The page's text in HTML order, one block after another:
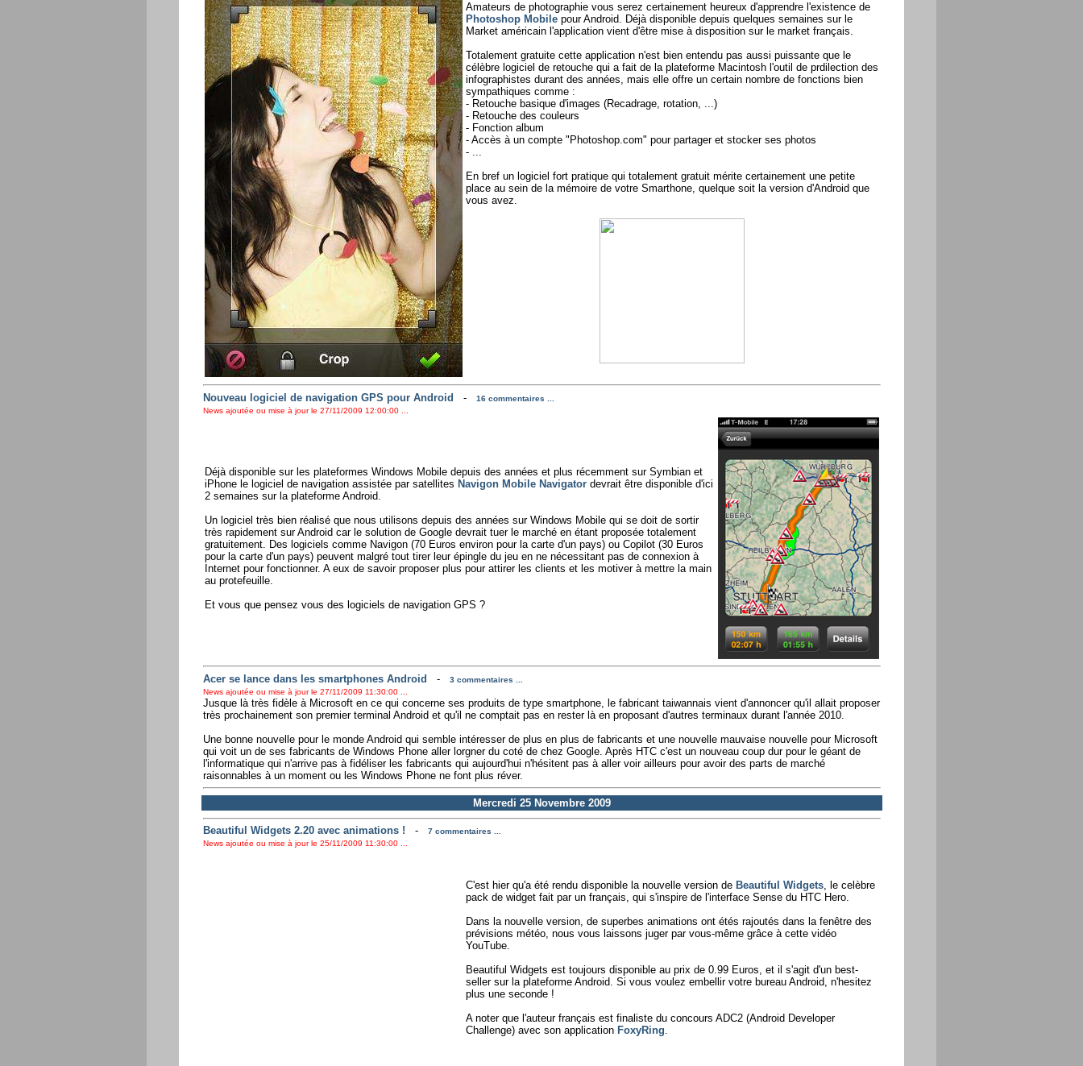
Amateurs de photographie vous serez certainement heureux d'apprendre l'existence de
Photoshop Mobilepour Android. Déjà disponible depuis quelques semaines sur le
Market américain l'application vient d'être mise à disposition sur le market français.
Totalement gratuite cette application n'est bien entendu pas aussi puissante que le
célèbre logiciel de retouche qui a fait de la plateforme Macintosh l'outil de prdilection des
infographistes durant des années, mais elle offre un certain nombre de fonctions bien
sympathiques comme :
- Retouche basique d'images (Recadrage, rotation, ...)
- Retouche des couleurs
- Fonction album
- Accès à un compte "Photoshop.com" pour partager et stocker ses photos
- ...
En bref un logiciel fort pratique qui totalement gratuit mérite certainement une petite
place au sein de la mémoire de votre Smarthone, quelque soit la version d'Android que
vous avez.
Nouveau logiciel de navigation GPS pour Android -
16 commentaires ...
News ajoutée ou mise à jour le 27/11/2009 12:00:00 ...
Déjà disponible sur les plateformes Windows Mobile depuis des années et plus récemment sur Symbian et
iPhone le logiciel de navigation assistée par satellites Navigon Mobile Navigatordevrait être disponible d'ici
2 semaines sur la plateforme Android.
Un logiciel très bien réalisé que nous utilisons depuis des années sur Windows Mobile qui se doit de sortir
très rapidement sur Android car le solution de Google devrait tuer le marché en étant proposée totalement
gratuitement. Des logiciels comme Navigon (70 Euros environ pour la carte d'un pays) ou Copilot (30 Euros
pour la carte d'un pays) peuvent malgré tout tirer leur épingle du jeu en ne nécessitant pas de connexion à
Internet pour fonctionner. A eux de savoir proposer plus pour attirer les clients et les motiver à mettre la main
au protefeuille.
Et vous que pensez vous des logiciels de navigation GPS ?
Acer se lance dans les smartphones Android -
3 commentaires ...
News ajoutée ou mise à jour le 27/11/2009 11:30:00 ...
Jusque là très fidèle à Microsoft en ce qui concerne ses produits de type smartphone, le fabricant taiwannais vient d'annoncer qu'il allait proposer
très prochainement son premier terminal Android et qu'il ne comptait pas en rester là en proposant d'autres terminaux durant l'année 2010.
Une bonne nouvelle pour le monde Android qui semble intéresser de plus en plus de fabricants et une nouvelle mauvaise nouvelle pour Microsoft
qui voit un de ses fabricants de Windows Phone aller lorgner du coté de chez Google. Après HTC c'est un nouveau coup dur pour le géant de
l'informatique qui n'arrive pas à fidéliser les fabricants qui aujourd'hui n'hésitent pas à aller voir ailleurs pour avoir des parts de marché
raisonnables à un moment ou les Windows Phone ne font plus réver.
Mercredi 25 Novembre 2009
Beautiful Widgets 2.20 avec animations ! -
7 commentaires ...
News ajoutée ou mise à jour le 25/11/2009 11:30:00 ...
C'est hier qu'a été rendu disponible la nouvelle version de Beautiful Widgets, le celèbre
pack de widget fait par un français, qui s'inspire de l'interface Sense du HTC Hero.
Dans la nouvelle version, de superbes animations ont étés rajoutés dans la fenêtre des
prévisions météo, nous vous laissons juger par vous-même grâce à cette vidéo
YouTube.
Beautiful Widgets est toujours disponible au prix de 0.99 Euros, et il s'agit d'un best-
seller sur la plateforme Android. Si vous voulez embellir votre bureau Android, n'hesitez
plus une seconde !
A noter que l'auteur français est finaliste du concours ADC2 (Android Developer
Challenge) avec son application FoxyRing.